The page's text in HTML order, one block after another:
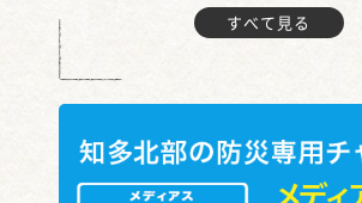
すべて見る